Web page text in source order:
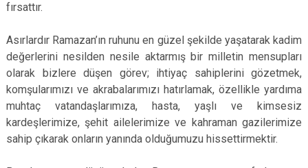
fırsattır.
Asırlardır Ramazan’ın ruhunu en güzel şekilde yaşatarak kadim
değerlerini nesilden nesile aktarmış bir milletin mensupları
olarak bizlere düşen görev; ihtiyaç sahiplerini gözetmek,
komşularımızı ve akrabalarımızı hatırlamak, özellikle yardıma
muhtaç vatandaşlarımıza, hasta, yaşlı ve kimsesiz
kardeşlerimize, şehit ailelerimize ve kahraman gazilerimize
sahip çıkarak onların yanında olduğumuzu hissettirmektir.